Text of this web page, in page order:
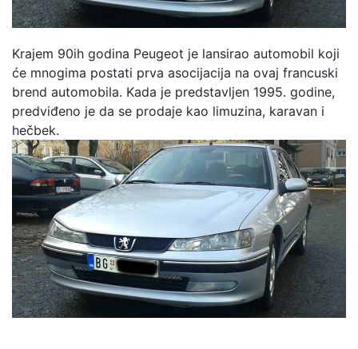
Krajem 90ih godina Peugeot je lansirao automobil koji
će mnogima postati prva asocijacija na ovaj francuski
brend automobila. Kada je predstavljen 1995. godine,
predviđeno je da se prodaje kao limuzina, karavan i
hečbek.